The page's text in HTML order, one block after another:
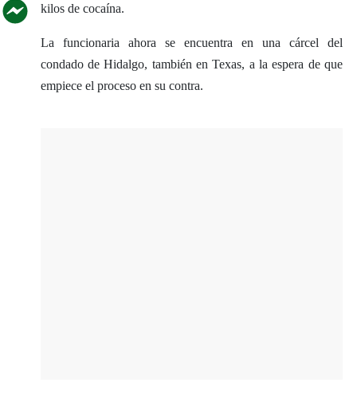
kilos de cocaína.
La funcionaria ahora se encuentra en una cárcel del
condado de Hidalgo, también en Texas, a la espera de que
empiece el proceso en su contra.